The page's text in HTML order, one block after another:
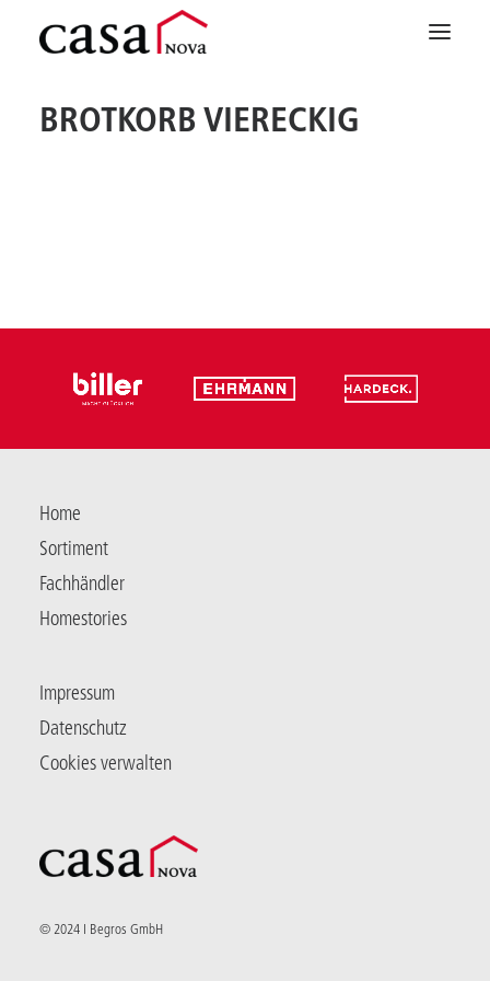
BROTKORB VIERECKIG
Home
Sortiment
Fachhändler
Homestories
Impressum
Datenschutz
Cookies verwalten
© 2024 I Begros GmbH